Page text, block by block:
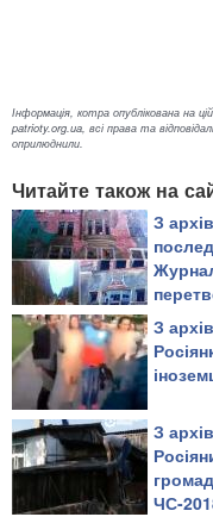
Інформація, котра опублікована на
patrioty.org.ua, всі права та
оприлюднили.
Читайте також на
З
З
З
ЧС-